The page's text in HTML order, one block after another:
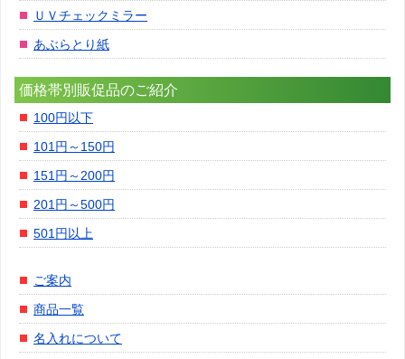
ＵＶチェックミラー
あぶらとり紙
価格帯別販促品のご紹介
100円以下
101円～150円
151円～200円
201円～500円
501円以上
ご案内
商品一覧
名入れについて